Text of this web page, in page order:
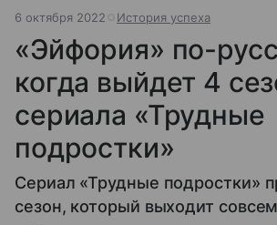
6 октября 2022 История успеха
«Эйфория» по-
когда выйдет 4
сериала «Трудные
подростки»
Сериал «Трудные подростки»
сезон, который выходит